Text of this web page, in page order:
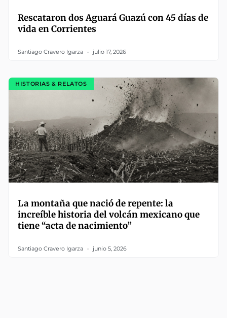
Rescataron dos Aguará Guazú con 45 días de
vida en Corrientes
Santiago Cravero Igarza julio 17, 2026
HISTORIAS & RELATOS
La montaña que nació de repente: la
increíble historia del volcán mexicano que
tiene “acta de nacimiento”
Santiago Cravero Igarza junio 5, 2026